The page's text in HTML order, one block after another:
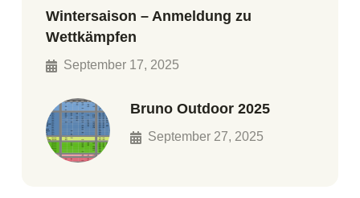
Wintersaison – Anmeldung zu
Wettkämpfen
September 17, 2025
Bruno Outdoor 2025
September 27, 2025